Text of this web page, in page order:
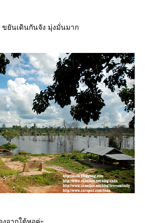
ยันเดินกันจัง มุ่งมั่นมาก
จากใต้หอค่ะ